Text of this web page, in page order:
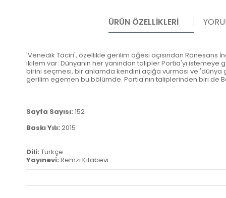
ÜRÜN ÖZELLIKLERI
'Venedik Taciri', özellikle gerilim öğesi açısından Rönesans
ikilem var: Dünyanın her yanından talipler Portia'yı
birini seçmesi, bir anlamda kendini açığa vurması ve
gerilim egemen bu bölümde. Portia'nın taliplerinden biri de
Sayfa Sayısı: 152
Baskı Yılı: 2015
Dili: Türkçe
Yayınevi: Remzi Kitabevi